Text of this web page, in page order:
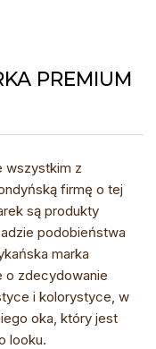
PREMIUM
wszystkim z
firmę o tej
są produkty
podobieństwa
marka
o zdecydowanie
i kolorystyce, w
oka, który jest
looku.